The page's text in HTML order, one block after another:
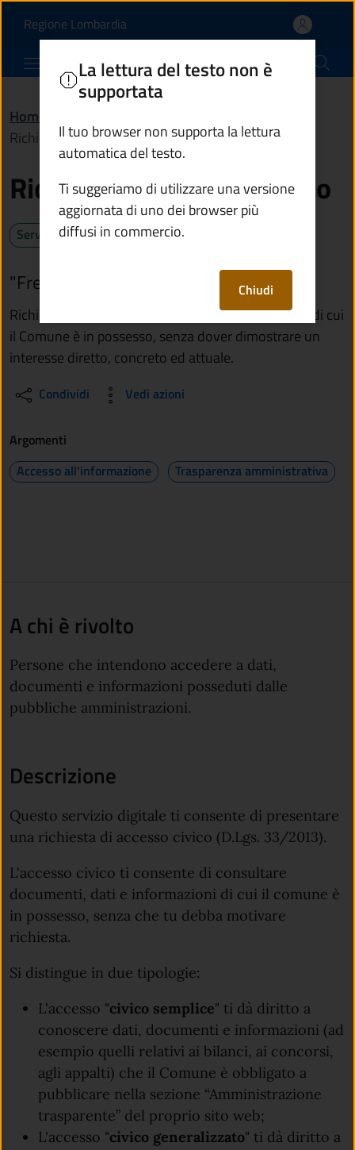
Richiedere l'accesso
Regione Lombardia(apre in un'altra scheda).
Comune di Sellero
Home
Richiedere l'accesso civico
Richiedere l'accesso civico
Servizio attivo
"Freedom of information act" (FOIA)
Richiedi l'accesso civico per accedere a documenti di cui
il Comune è in possesso, senza dover dimostrare un
interesse diretto, concreto ed attuale.
Condividi Vedi azioni
La lettura del testo non è
supportata
Il tuo browser non supporta la lettura
automatica del testo.
Ti suggeriamo di utilizzare una versione
aggiornata di uno dei browser più
diffusi in commercio.
Chiudi
Argomenti
Accesso all'informazione
Trasparenza amministrativa
A chi è rivolto
Persone che intendono accedere a dati,
documenti e informazioni posseduti dalle
pubbliche amministrazioni.
Descrizione
Questo servizio digitale ti consente di presentare
una richiesta di accesso civico (D.Lgs. 33/2013).
L'accesso civico ti consente di consultare
documenti, dati e informazioni di cui il comune è
in possesso, senza che tu debba motivare
richiesta.
Si distingue in due tipologie:
L'accesso "civico semplice" ti dà diritto a
conoscere dati, documenti e informazioni (ad
esempio quelli relativi ai bilanci, ai concorsi,
agli appalti) che il Comune è obbligato a
pubblicare nella sezione “Amministrazione
trasparente” del proprio sito web;
L'accesso "civico generalizzato" ti dà diritto a